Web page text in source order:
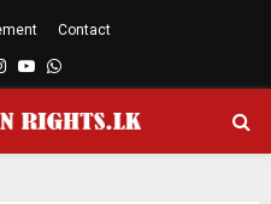
Contact
Instagram
YoutubeWhatsapp